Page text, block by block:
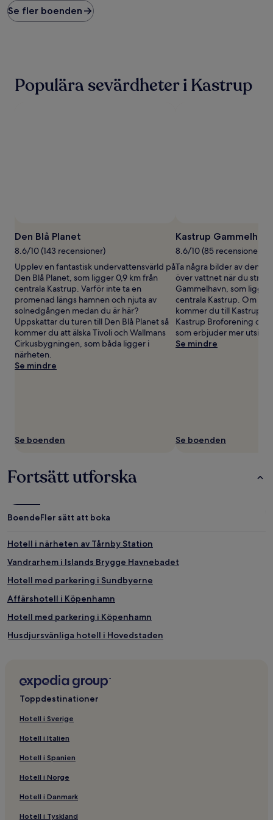
som
vi
baserat
Se fler boenden
Populära sevärdheter i Kastrup
Den Blå Planet
8.6/10 (143 recensioner)
Upplev en fantastisk undervattensvärld på
Den Blå Planet, som ligger 0,9 km från
centrala Kastrup. Varför inte ta en
promenad längs hamnen och njuta av
solnedgången medan du är här?
Uppskattar du turen till Den Blå Planet så
kommer du att älska Tivoli och Wallmans
Cirkusbygningen, som båda ligger i
närheten.
Se mindre
Se boenden
Kastrup
8.6/10 (85 recensioner)
Ta några bilder av den
över vattnet när du
Gammelhavn, som ligger
centrala Kastrup. Om du
kommer du till Kastrup
Kastrup Broforening och
som erbjuder mer utsikt
Se mindre
Se boenden
Fortsätt utforska
BoendeFler sätt att boka
Hotell i närheten av Tårnby Station
Vandrarhem i Islands Brygge Havnebadet
Hotell med parkering i Sundbyerne
Affärshotell i Köpenhamn
Hotell med parkering i Köpenhamn
Husdjursvänliga hotell i Hovedstaden
Hotell med parkering i Ørestad
Hotell i Sundbyerne
2-Stjärniga hotell i Ørestad
Hotell med gym i Ørestad
Hotell i närheten av Casino Copenhagen
Toppdestinationer
Hotell i Sverige
Hotell i Italien
Hotell i Spanien
Hotell i Norge
Hotell i Danmark
Hotell i Tyskland